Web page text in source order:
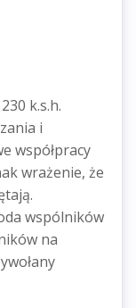
k.s.h.
i
współpracy
wrażenie, że
wspólników
na